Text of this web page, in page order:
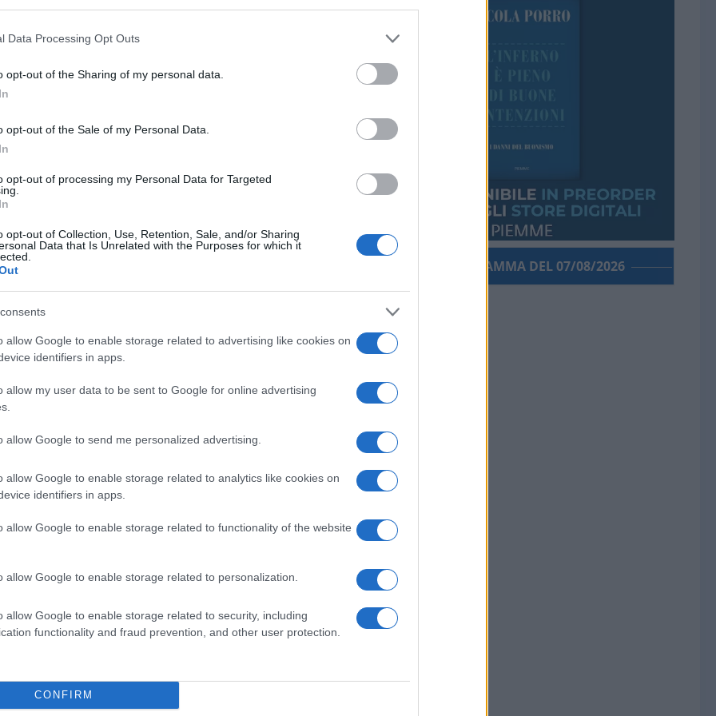
Data Processing Opt Outs
opt-out of the Sharing of my personal data.
opt-out of the Sale of my Personal Data.
opt-out of processing my Personal Data for Targeted
opt-out of Collection, Use, Retention, Sale, and/or Sharing
Data that Is Unrelated with the Purposes for which it
allow Google to enable storage related to advertising like cookies on
identifiers in apps.
allow my user data to be sent to Google for online advertising
allow Google to send me personalized advertising.
allow Google to enable storage related to analytics like cookies on
identifiers in apps.
allow Google to enable storage related to functionality of the website
allow Google to enable storage related to personalization.
allow Google to enable storage related to security, including
functionality and fraud prevention, and other user protection.
CONFIRM
potere russo in vari Stati dell’Africa.
007 sui migranti
“Gli scafisti lo vietavano”
la sinistra
visto una drastica riduzione con l’inizio
progressivo dei miliziani verso est,
dal 2013 in Africa
come longa
sottolineato è l’influenza politico-
esercitano preminentemente in
Burkina Faso e – nel Medio Oriente –
come il territorio libico sia il principale
tentano di raggiungere il
russi sono largamente presenti in
Khalifa Haftar contro il governo di
internazionale. Nel 2019, i miliziani di
di Haftar nell’
truppe a pochissimi chilometri dal
certo, ma si stima unrange tra 1.000
PORROGRAMMA DEL 07/08/2026